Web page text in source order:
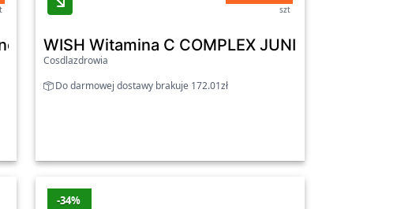
Herbals
probiotyk, kapsułki 20 szt. - Aura Herbals
szt
WISH Witamina C COMPLEX JUNIOR 200mg -
Cosdlazdrowia
Do darmowej dostawy brakuje 172.01zł
-34%